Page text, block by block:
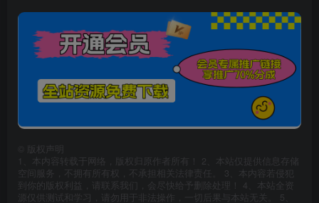
版权声明
1、本内容转载于网络，版权归原作者所有！ 2、本站仅提供信息存储
空间服务，不拥有所有权，不承担相关法律责任。 3、本内容若侵犯
到你的版权利益，请联系我们，会尽快给予删除处理！ 4、本站全资
源仅供测试和学习，请勿用于非法操作，一切后果与本站无关。 5、